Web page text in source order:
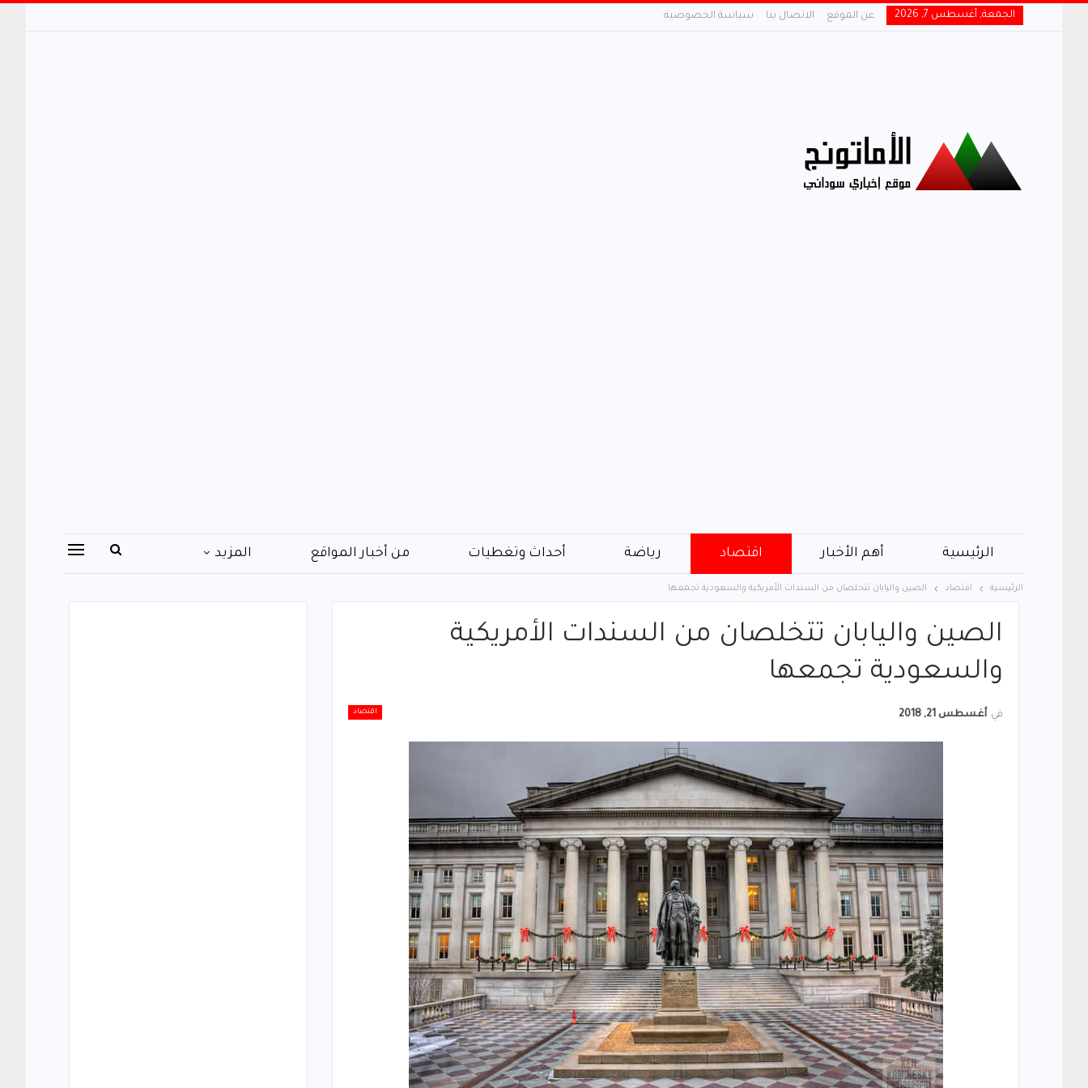
الجمعة, أغسطس 7, 2026 عن الموقع الاتصال بنا سياسة الخصوصية
الرئيسية أهم الأخبار اقتصاد رياضة أحداث وتغطيات من أخبار المواقع المزيد
الرئيسية اقتصاد الصين واليابان تتخلصان من السندات الأمريكية والسعودية تجمعها
الصين واليابان تتخلصان من السندات الأمريكية
والسعودية تجمعها
اقتصاد في أغسطس 21, 2018